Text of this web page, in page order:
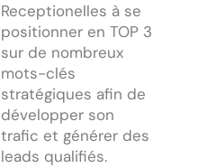
Receptionelles à se
positionner en TOP 3
sur de nombreux
mots-clés
stratégiques afin de
développer son
trafic et générer des
leads qualifiés.